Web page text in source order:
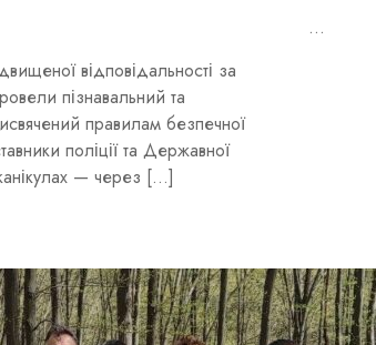
відповідальності за
пізнавальний та
правилам безпечної
поліції та Державної
— через […]
...